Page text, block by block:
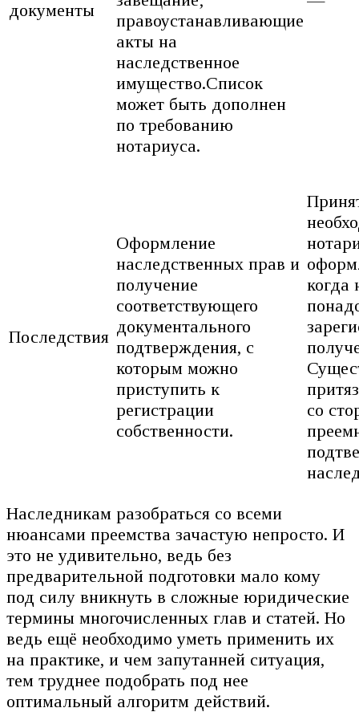
документы
правоустанавливающие
акты на
наследственное
имущество.Список
может быть дополнен
по требованию
нотариуса.
Последствия
Оформление
наследственных прав и
получение
соответствующего
документального
подтверждения, с
которым можно
приступить к
регистрации
собственности.
когда
со
Наследникам разобраться со всеми
нюансами преемства зачастую непросто. И
это не удивительно, ведь без
предварительной подготовки мало кому
под силу вникнуть в сложные юридические
термины многочисленных глав и статей. Но
ведь ещё необходимо уметь применить их
на практике, и чем запутанней ситуация,
тем труднее подобрать под нее
оптимальный алгоритм действий.